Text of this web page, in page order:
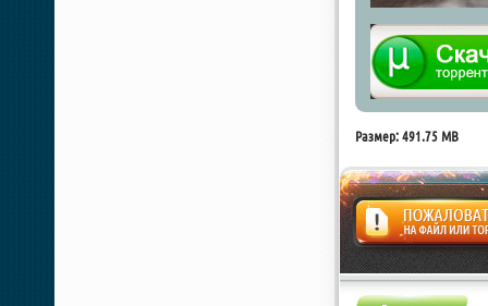
Размер: 491.75 MB
Жалоба